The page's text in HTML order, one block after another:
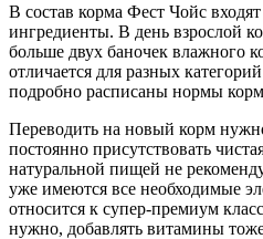
В состав корма Фест Чойс
ингредиенты. В день взрослой
больше двух баночек влажного
отличается для разных
подробно расписаны нормы
Переводить на новый корм
постоянно присутствовать
натуральной пищей не
уже имеются все необходимые
относится к супер-премиум
нужно, добавлять витамины